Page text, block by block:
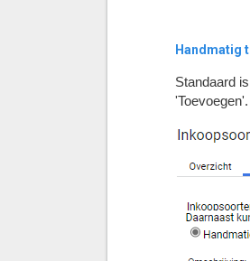
Handmatig
Standaard
'Toevoegen'.